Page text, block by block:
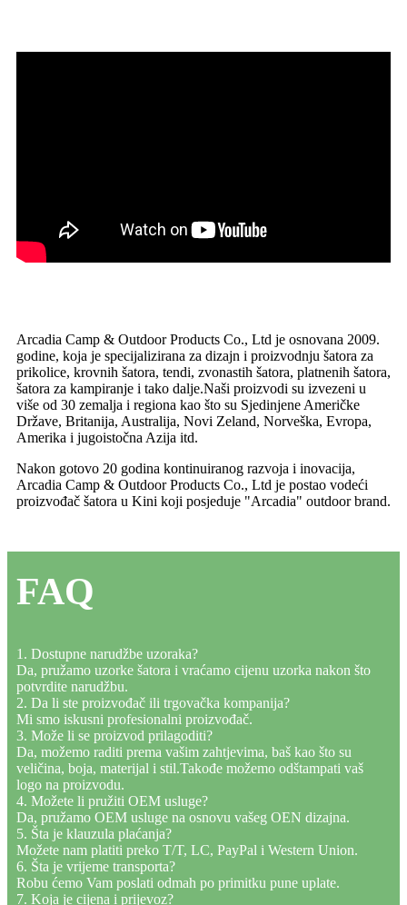
Arcadia Camp & Outdoor Products Co., Ltd je osnovana 2009.
godine, koja je specijalizirana za dizajn i proizvodnju šatora za
prikolice, krovnih šatora, tendi, zvonastih šatora, platnenih šatora,
šatora za kampiranje i tako dalje.Naši proizvodi su izvezeni u
više od 30 zemalja i regiona kao što su Sjedinjene Američke
Države, Britanija, Australija, Novi Zeland, Norveška, Evropa,
Amerika i jugoistočna Azija itd.
Nakon gotovo 20 godina kontinuiranog razvoja i inovacija,
Arcadia Camp & Outdoor Products Co., Ltd je postao vodeći
proizvođač šatora u Kini koji posjeduje "Arcadia" outdoor brand.
FAQ
1. Dostupne narudžbe uzoraka?
Da, pružamo uzorke šatora i vraćamo cijenu uzorka nakon što
potvrdite narudžbu.
2. Da li ste proizvođač ili trgovačka kompanija?
Mi smo iskusni profesionalni proizvođač.
3. Može li se proizvod prilagoditi?
Da, možemo raditi prema vašim zahtjevima, baš kao što su
veličina, boja, materijal i stil.Takođe možemo odštampati vaš
logo na proizvodu.
4. Možete li pružiti OEM usluge?
Da, pružamo OEM usluge na osnovu vašeg OEN dizajna.
5. Šta je klauzula plaćanja?
Možete nam platiti preko T/T, LC, PayPal i Western Union.
6. Šta je vrijeme transporta?
Robu ćemo Vam poslati odmah po primitku pune uplate.
7. Koja je cijena i prijevoz?